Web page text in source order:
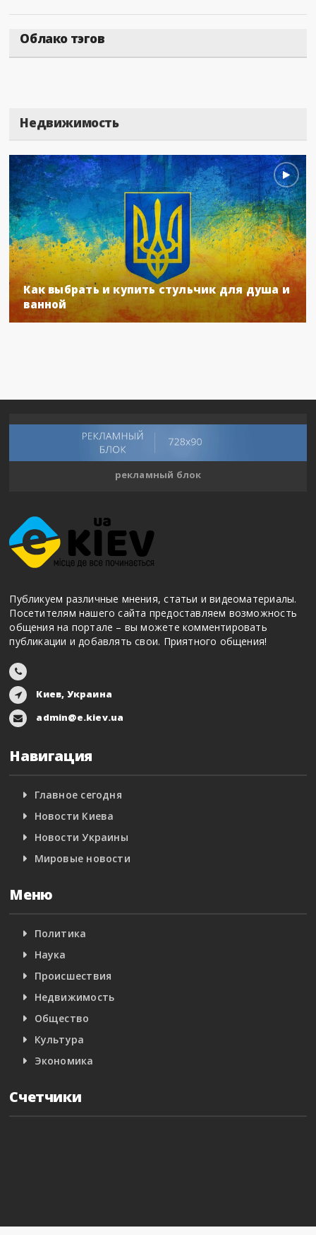
Облако тэгов
Недвижимость
Как выбрать и купить стульчик для душа и
ванной
рекламный блок
Публикуем различные мнения, статьи и видеоматериалы.
Посетителям нашего сайта предоставляем возможность
общения на портале – вы можете комментировать
публикации и добавлять свои. Приятного общения!
Киев, Украина
admin@e.kiev.ua
Навигация
Главное сегодня
Новости Киева
Новости Украины
Мировые новости
Меню
Политика
Наука
Происшествия
Недвижимость
Общество
Культура
Экономика
Счетчики